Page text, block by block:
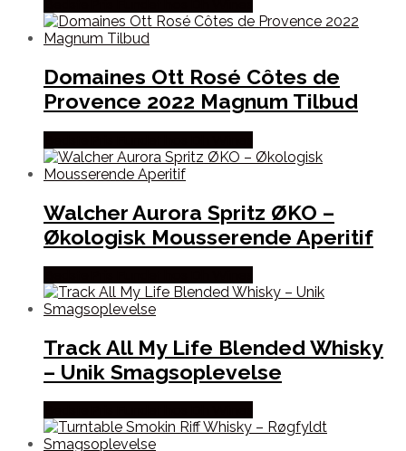
Domaines Ott Rosé Côtes de
Provence 2022 Magnum Tilbud
Walcher Aurora Spritz ØKO –
Økologisk Mousserende Aperitif
Track All My Life Blended Whisky
– Unik Smagsoplevelse